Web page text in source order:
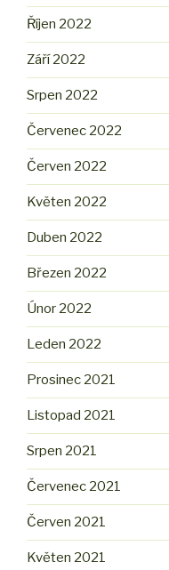
Říjen 2022
Září 2022
Srpen 2022
Červenec 2022
Červen 2022
Květen 2022
Duben 2022
Březen 2022
Únor 2022
Leden 2022
Prosinec 2021
Listopad 2021
Srpen 2021
Červenec 2021
Červen 2021
Květen 2021